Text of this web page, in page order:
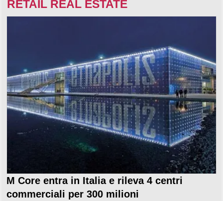
RETAIL REAL ESTATE
M Core entra in Italia e rileva 4 centri
commerciali per 300 milioni